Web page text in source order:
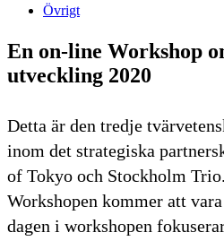
Övrigt
En on-line Workshop
utveckling 2020
Detta är den tredje
inom det strategiska
of Tokyo och Stockholm Trio.
Workshopen kommer att
dagen i workshopen